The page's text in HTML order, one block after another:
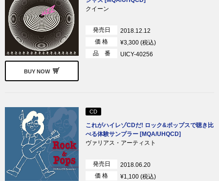
BUY NOW
クイーン
発売日
2018.12.12
価 格
¥3,300 (税込)
品 番
UICY-40256
CD
これがハイレゾCDだ! ロック&ポップスで聴き比
べる体験サンプラー [MQA/UHQCD]
ヴァリアス・アーティスト
発売日
2018.06.20
価 格
¥1,100 (税込)